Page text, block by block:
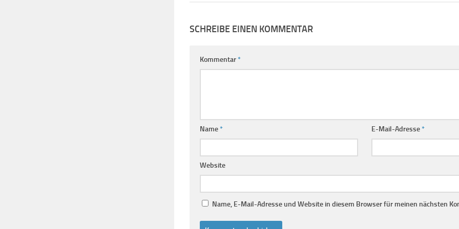
SCHREIBE EINEN KOMMENTAR
Kommentar*
Name* E-Mail-Adresse*
Website
Name, E-Mail-Adresse und Website in diesem Browser für meinen nächsten